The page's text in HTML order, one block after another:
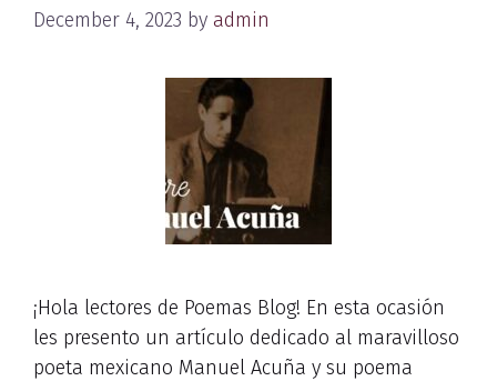
December 4, 2023 by admin
¡Hola lectores de Poemas Blog! En esta ocasión
les presento un artículo dedicado al maravilloso
poeta mexicano Manuel Acuña y su poema